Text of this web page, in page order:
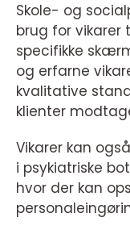
Skole- og
brug for vikarer
specifikke
og erfarne
kvalitative
klienter
Vikarer kan
i psykiatriske
hvor der kan